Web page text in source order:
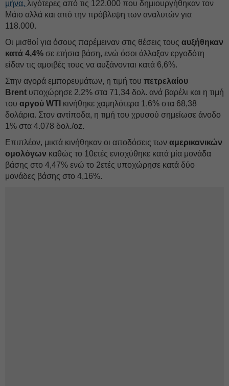
μήνα, λιγότερες από τις 122.000 που δημιουργήθηκαν τον
Μάιο αλλά και από την πρόβλεψη των αναλυτών για
118.000.
Οι μισθοί για όσους παρέμειναν στις θέσεις τους αυξήθηκαν
κατά 4,4% σε ετήσια βάση, ενώ όσοι άλλαξαν εργοδότη
είδαν τις αμοιβές τους να αυξάνονται κατά 6,6%.
Στην αγορά εμπορευμάτων, η τιμή του πετρελαίου
Brent υποχώρησε 2,2% στα 71,34 δολ. ανά βαρέλι και η τιμή
του αργού WTI κινήθηκε χαμηλότερα 1,6% στα 68,38
δολάρια. Στον αντίποδα, η τιμή του χρυσού σημείωσε άνοδο
1% στα 4.078 δολ./oz.
Επιπλέον, μικτά κινήθηκαν οι αποδόσεις των αμερικανικών
ομολόγων καθώς το 10ετές ενισχύθηκε κατά μία μονάδα
βάσης στο 4,47% ενώ το 2ετές υποχώρησε κατά δύο
μονάδες βάσης στο 4,16%.